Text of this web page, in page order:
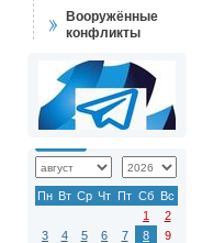
Вооружённые
конфликты
Пн Вт Ср Чт Пт Сб Вс
1
2
3
4 5 6 7 8
9